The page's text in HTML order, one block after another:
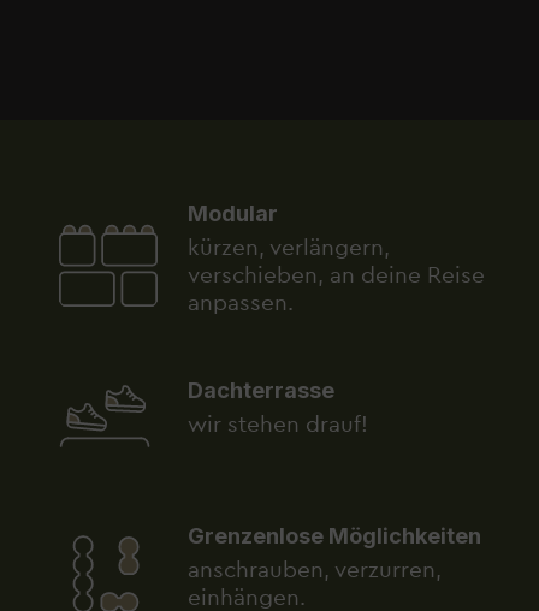
Modular
kürzen, verlängern,
verschieben, an deine Reise
anpassen.
Dachterrasse
wir stehen drauf!
Grenzenlose Möglichkeiten
anschrauben, verzurren,
einhängen.